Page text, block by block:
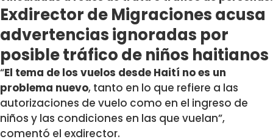
Exdirector de Migraciones acusa
advertencias ignoradas por
posible tráfico de niños haitianos
“El tema de los vuelos desde Haití no es un
problema nuevo, tanto en lo que refiere a las
autorizaciones de vuelo como en el ingreso de
niños y las condiciones en las que vuelan”,
comentó el exdirector.